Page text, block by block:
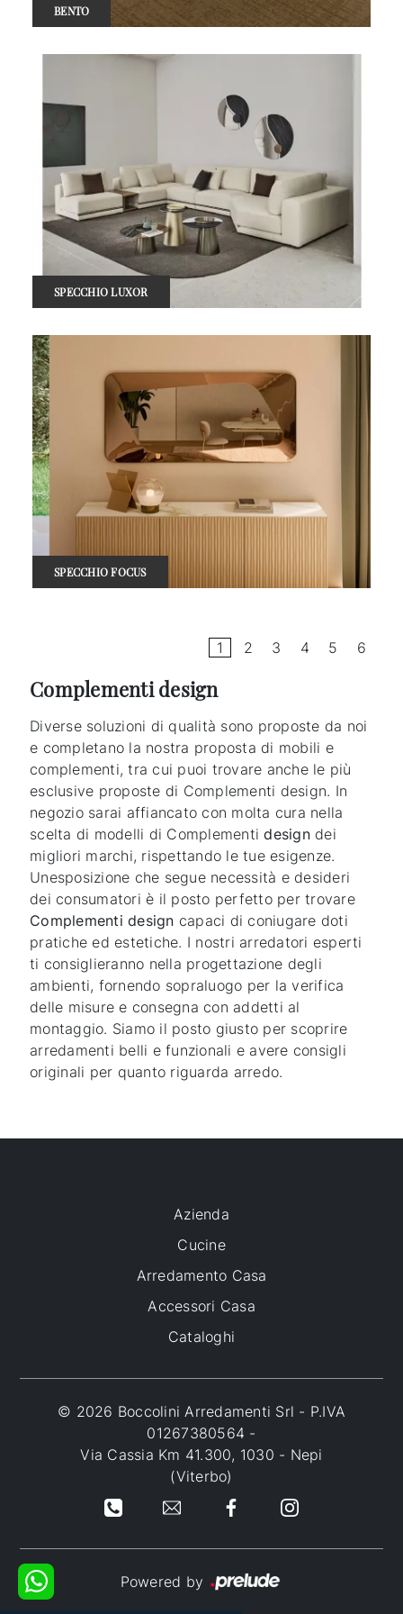
BENTO
SPECCHIO LUXOR
SPECCHIO FOCUS
1 2 3 4 5 6
Complementi design
Diverse soluzioni di qualità sono proposte da noi
e completano la nostra proposta di mobili e
complementi, tra cui puoi trovare anche le più
esclusive proposte di Complementi design. In
negozio sarai affiancato con molta cura nella
scelta di modelli di Complementidesigndei
migliori marchi, rispettando le tue esigenze.
Unesposizione che segue necessità e desideri
dei consumatori è il posto perfetto per trovare
Complementi design capaci di coniugare doti
pratiche ed estetiche. I nostri arredatori esperti
ti consiglieranno nella progettazione degli
ambienti, fornendo sopraluogo per la verifica
delle misure e consegna con addetti al
montaggio. Siamo il posto giusto per scoprire
arredamenti belli e funzionali e avere consigli
originali per quanto riguarda arredo.
Azienda
Cucine
Arredamento Casa
Accessori Casa
Cataloghi
© 2026 Boccolini Arredamenti Srl - P.IVA
01267380564 -
Via Cassia Km 41.300, 1030 - Nepi
(Viterbo)
Powered by